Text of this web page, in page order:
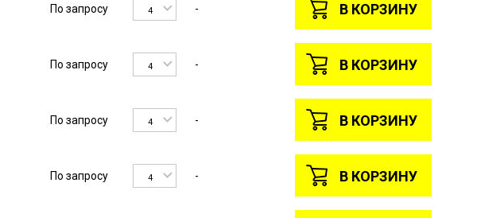
По запросу 4 - В КОРЗИНУ
По запросу 4 - В КОРЗИНУ
По запросу 4 - В КОРЗИНУ
По запросу 4 - В КОРЗИНУ